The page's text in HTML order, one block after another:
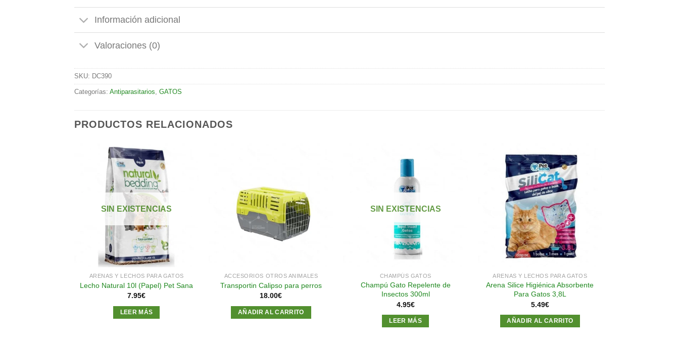
Información adicional
Valoraciones (0)
SKU: DC390
Categorías: Antiparasitarios GATOS
PRODUCTOS RELACIONADOS
deseos
SIN EXISTENCIAS
ARENAS Y LECHOS PARA GATOS
Lecho Natural 10l (Papel) Pet Sana
7.95€
LEER MÁS
lista de
deseos
ACCESORIOS OTROS ANIMALES
Transportin Calipso para perros
18.00€
AÑADIR AL CARRITO
deseos
SIN EXISTENCIAS
CHAMPÚS GATOS
Champú Gato Repelente de
Insectos 300ml
4.95€
LEER MÁS
Añadir
lista de
deseos
ARENAS Y LECHOS PARA GATOS
Arena Silice Higiénica Absorbente
Para Gatos 3,8L
5.49€
AÑADIR AL CARRITO